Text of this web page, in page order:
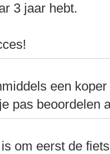
3 jaar hebt.
een
pas beoordelen
om eerst de